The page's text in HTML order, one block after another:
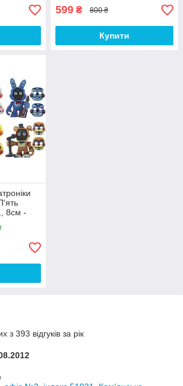
599 ₴ 800 ₴
Купити
8см -
FNAF
з 393 відгуків за рік